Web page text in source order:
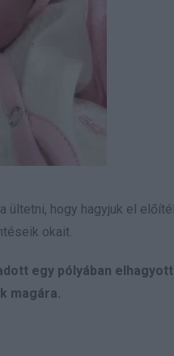
ültetni, hogy hagyjuk el
okait.
egy pólyában
magára.